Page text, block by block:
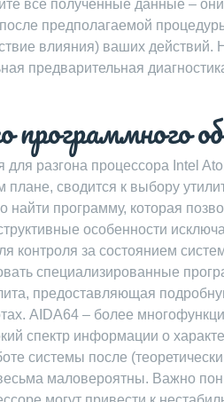
все полученные данные – они
предполагаемой
влияния) ваших действий.
предварительная
разгона процессора Intel
сводится к выбору
найти программу, которая
особенности
контроля за состоянием
специализированные
предоставляющая
AIDA64 – более
спектр информации о
системы после
маловероятны. Важно